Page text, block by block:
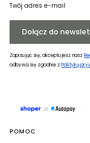
Twój adres e-mail
Dołącz do
Zapisując się, akceptujesz nasz
odbywa się zgodnie z Polityką
Linki w stopce
POMOC